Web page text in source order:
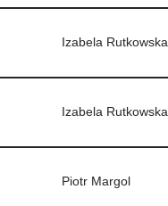
Izabela Rutkowska
Izabela Rutkowska
Piotr Margol